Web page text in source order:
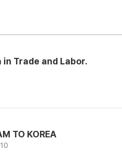
Trade and Labor.
TO KOREA